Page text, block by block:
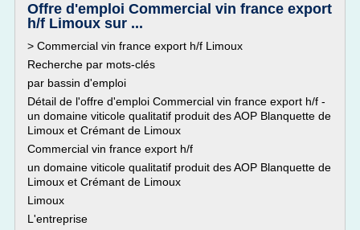
Offre d'emploi Commercial vin france export
h/f Limoux sur ...
> Commercial vin france export h/f Limoux
Recherche par mots-clés
par bassin d'emploi
Détail de l'offre d'emploi Commercial vin france export h/f -
un domaine viticole qualitatif produit des AOP Blanquette de
Limoux et Crémant de Limoux
Commercial vin france export h/f
un domaine viticole qualitatif produit des AOP Blanquette de
Limoux et Crémant de Limoux
Limoux
L'entreprise